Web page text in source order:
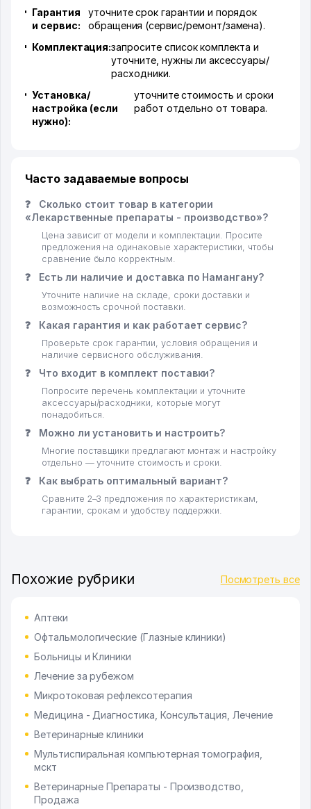
Гарантия
и сервис:
уточните срок гарантии и порядок
обращения (сервис/ремонт/замена).
Комплектация:запросите список комплекта и
уточните, нужны ли аксессуары/
расходники.
Установка/
настройка (если
нужно):
уточните стоимость и сроки
работ отдельно от товара.
Часто задаваемые вопросы
❓
Сколько стоит товар в категории
«Лекарственные препараты - производство»?
Цена зависит от модели и комплектации. Просите
предложения на одинаковые характеристики, чтобы
сравнение было корректным.
❓ Есть ли наличие и доставка по Намангану?
Уточните наличие на складе, сроки доставки и
возможность срочной поставки.
❓ Какая гарантия и как работает сервис?
Проверьте срок гарантии, условия обращения и
наличие сервисного обслуживания.
❓ Что входит в комплект поставки?
Попросите перечень комплектации и уточните
аксессуары/расходники, которые могут
понадобиться.
❓ Можно ли установить и настроить?
Многие поставщики предлагают монтаж и настройку
отдельно — уточните стоимость и сроки.
❓ Как выбрать оптимальный вариант?
Сравните 2–3 предложения по характеристикам,
гарантии, срокам и удобству поддержки.
Похожие рубрики Посмотреть все
Аптеки
Офтальмологические (Глазные клиники)
Больницы и Клиники
Лечение за рубежом
Микротоковая рефлексотерапия
Медицина - Диагностика, Консультация, Лечение
Ветеринарные клиники
Мультиспиральная компьютерная томография,
мскт
Ветеринарные Препараты - Производство,
Продажа